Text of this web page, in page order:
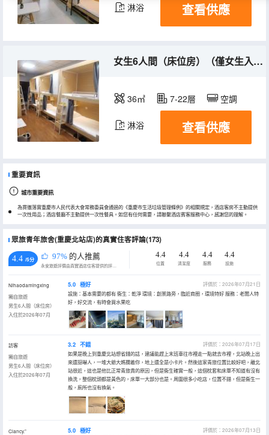
淋浴 查看供應
女生6人間（床位房）（僅女生入住）（獨立衞浴）
36㎡ 7-22層 空調
淋浴 查看供應
重要資訊
城市重要資訊
為貫徹落實重慶市人民代表大會常務委員會通過的《重慶市生活垃圾管理條例》的相關規定，酒店客房不主動提供
一次性用品；酒店餐廳不主動提供一次性餐具。如您有任何需要，請聯繫酒店賓客服務中心，感謝您的理解。
眾旅青年旅舍(重慶北站店)的真實住客評論(173)
4.4 /5分 97% 的人推薦
永安旅遊評價由真實酒店住客提供的評價。
4.4
位置
4.4
清潔度
4.4
服務
4.4
設施
Nihaodamingxing
獨自旅遊
男生6人間（床位房）
入住於2026年07月
5.0 極好
評價於：2026年07月21日
設施：基本需要的都有 衞生：乾淨 環境：創景路旁，臨近商圈，環境特好 服務：老闆人特
好，好交流，有時會買水果吃
訪客
獨自旅遊
男生6人間（床位房）
入住於2026年07月
3.2 不錯
評價於：2026年07月17日
如果是晚上到重慶北站想省錢的話，建議能趕上末班車往市裡走一點就去市裡，北站晚上出
來還挺嚇人，一堆大爺大媽攔着你，地上還全是小卡片。然後這家青旅位置比較好吧，離北
站很近，這也是他比正常青旅貴的原因，但是衞生確實一般，這個枕套和床單不知道有沒有
換洗，整個枕頭都是黃色的，床單一大部分也是。周圍很多小吃店，位置不錯，但是衞生一
般，廁所也沒有換氣。
Clancy.”
5.0 極好
評價於：2026年07月13日